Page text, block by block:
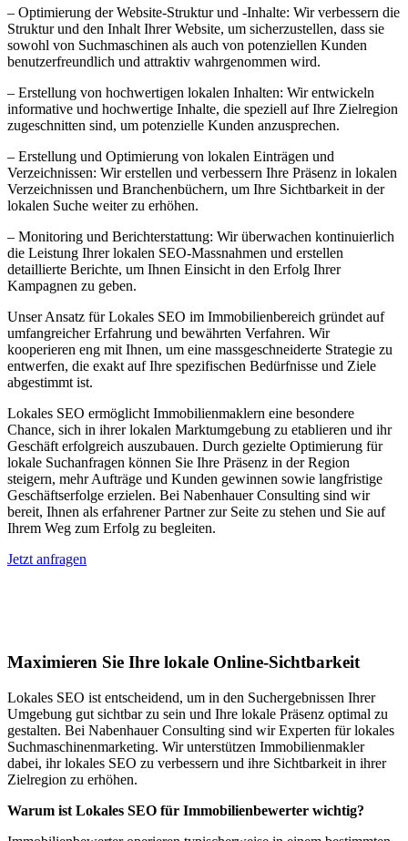
– Optimierung der Website-Struktur und -Inhalte: Wir verbessern die
Struktur und den Inhalt Ihrer Website, um sicherzustellen, dass sie
sowohl von Suchmaschinen als auch von potenziellen Kunden
benutzerfreundlich und attraktiv wahrgenommen wird.
– Erstellung von hochwertigen lokalen Inhalten: Wir entwickeln
informative und hochwertige Inhalte, die speziell auf Ihre Zielregion
zugeschnitten sind, um potenzielle Kunden anzusprechen.
– Erstellung und Optimierung von lokalen Einträgen und
Verzeichnissen: Wir erstellen und verbessern Ihre Präsenz in lokalen
Verzeichnissen und Branchenbüchern, um Ihre Sichtbarkeit in der
lokalen Suche weiter zu erhöhen.
– Monitoring und Berichterstattung: Wir überwachen kontinuierlich
die Leistung Ihrer lokalen SEO-Massnahmen und erstellen
detaillierte Berichte, um Ihnen Einsicht in den Erfolg Ihrer
Kampagnen zu geben.
Unser Ansatz für Lokales SEO im Immobilienbereich gründet auf
umfangreicher Erfahrung und bewährten Verfahren. Wir
kooperieren eng mit Ihnen, um eine massgeschneiderte Strategie zu
entwerfen, die exakt auf Ihre spezifischen Bedürfnisse und Ziele
abgestimmt ist.
Lokales SEO ermöglicht Immobilienmaklern eine besondere
Chance, sich in ihrer lokalen Marktumgebung zu etablieren und ihr
Geschäft erfolgreich auszubauen. Durch gezielte Optimierung für
lokale Suchanfragen können Sie Ihre Präsenz in der Region
steigern, mehr Aufträge und Kunden gewinnen sowie langfristige
Geschäftserfolge erzielen. Bei Nabenhauer Consulting sind wir
bereit, Ihnen als erfahrener Partner zur Seite zu stehen und Sie auf
Ihrem Weg zum Erfolg zu begleiten.
Jetzt anfragen
Maximieren Sie Ihre lokale Online-Sichtbarkeit
Lokales SEO ist entscheidend, um in den Suchergebnissen Ihrer
Umgebung gut sichtbar zu sein und Ihre lokale Präsenz optimal zu
gestalten. Bei Nabenhauer Consulting sind wir Experten für lokales
Suchmaschinenmarketing. Wir unterstützen Immobilienmakler
dabei, ihr lokales SEO zu verbessern und ihre Sichtbarkeit in ihrer
Zielregion zu erhöhen.
Warum ist Lokales SEO für Immobilienbewerter wichtig?